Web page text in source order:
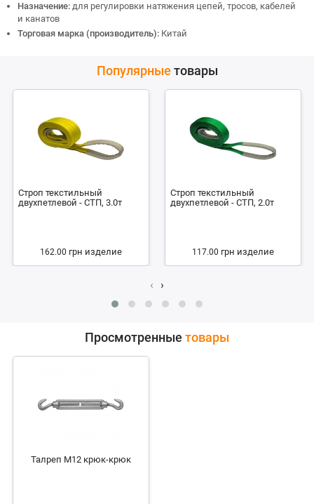
Назначение: для регулировки натяжения цепей, тросов, кабелей
и канатов
Торговая марка (производитель): Китай
Популярные товары
Строп текстильный
двухпетлевой - СТП, 3.0т
162.00 грн изделие
Строп текстильный
двухпетлевой - СТП, 2.0т
117.00 грн изделие
‹ ›
Просмотренные товары
Талреп М12 крюк-крюк